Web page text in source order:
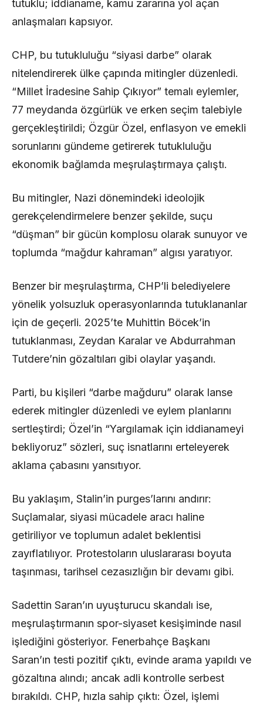
tutuklu; iddianame, kamu zararına yol açan
anlaşmaları kapsıyor.
CHP, bu tutukluluğu “siyasi darbe” olarak
nitelendirerek ülke çapında mitingler düzenledi.
“Millet İradesine Sahip Çıkıyor” temalı eylemler,
77 meydanda özgürlük ve erken seçim talebiyle
gerçekleştirildi; Özgür Özel, enflasyon ve emekli
sorunlarını gündeme getirerek tutukluluğu
ekonomik bağlamda meşrulaştırmaya çalıştı.
Bu mitingler, Nazi dönemindeki ideolojik
gerekçelendirmelere benzer şekilde, suçu
“düşman” bir gücün komplosu olarak sunuyor ve
toplumda “mağdur kahraman” algısı yaratıyor.
Benzer bir meşrulaştırma, CHP’li belediyelere
yönelik yolsuzluk operasyonlarında tutuklananlar
için de geçerli. 2025’te Muhittin Böcek’in
tutuklanması, Zeydan Karalar ve Abdurrahman
Tutdere’nin gözaltıları gibi olaylar yaşandı.
Parti, bu kişileri “darbe mağduru” olarak lanse
ederek mitingler düzenledi ve eylem planlarını
sertleştirdi; Özel’in “Yargılamak için iddianameyi
bekliyoruz” sözleri, suç isnatlarını erteleyerek
aklama çabasını yansıtıyor.
Bu yaklaşım, Stalin’in purges’larını andırır:
Suçlamalar, siyasi mücadele aracı haline
getiriliyor ve toplumun adalet beklentisi
zayıflatılıyor. Protestoların uluslararası boyuta
taşınması, tarihsel cezasızlığın bir devamı gibi.
Sadettin Saran’ın uyuşturucu skandalı ise,
meşrulaştırmanın spor-siyaset kesişiminde nasıl
işlediğini gösteriyor. Fenerbahçe Başkanı
Saran’ın testi pozitif çıktı, evinde arama yapıldı ve
gözaltına alındı; ancak adli kontrolle serbest
bırakıldı. CHP, hızla sahip çıktı: Özel, işlemi